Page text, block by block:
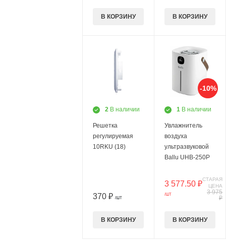
В КОРЗИНУ В КОРЗИНУ
2 В наличии
Решетка
регулируемая
10RKU (18)
370 ₽ /ШТ
В КОРЗИНУ
-10%
1 В наличии
Увлажнитель
воздуха
ультразвуковой
Ballu UHB-250P
3 577.50 ₽
/ШТ
СТАРАЯ
ЦЕНА
3 975
₽
В КОРЗИНУ